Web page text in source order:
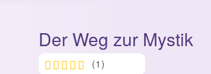
Der Weg zur Mystik
(1)